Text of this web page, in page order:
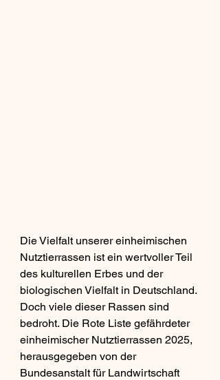
Die Vielfalt unserer einheimischen
Nutztierrassen ist ein wertvoller Teil
des kulturellen Erbes und der
biologischen Vielfalt in Deutschland.
Doch viele dieser Rassen sind
bedroht. Die Rote Liste gefährdeter
einheimischer Nutztierrassen 2025,
herausgegeben von der
Bundesanstalt für Landwirtschaft